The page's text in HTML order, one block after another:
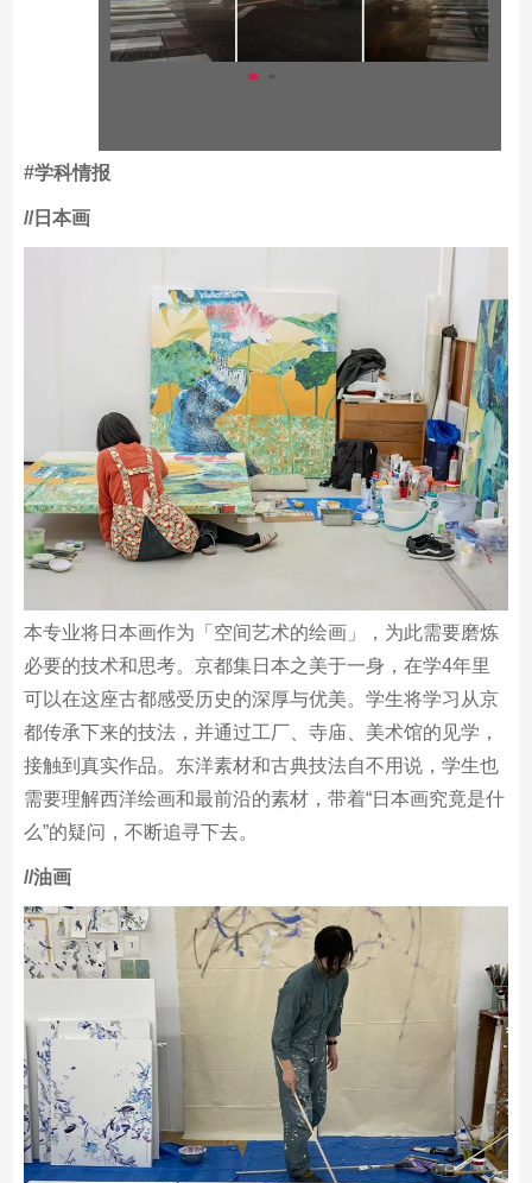
#学科情报
本专业将日本画作为「空间艺术的绘画」，为此需要磨炼
必要的技术和思考。京都集日本之美于一身，在学4年里
可以在这座古都感受历史的深厚与优美。学生将学习从京
都传承下来的技法，并通过工厂、寺庙、美术馆的见学，
接触到真实作品。东洋素材和古典技法自不用说，学生也
么”的疑问，不断追寻下去。
//油画